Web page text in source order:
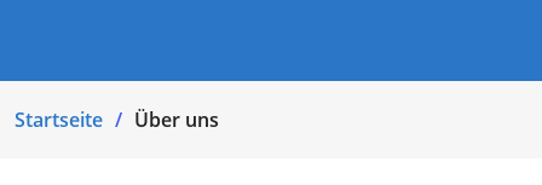
Startseite Über uns